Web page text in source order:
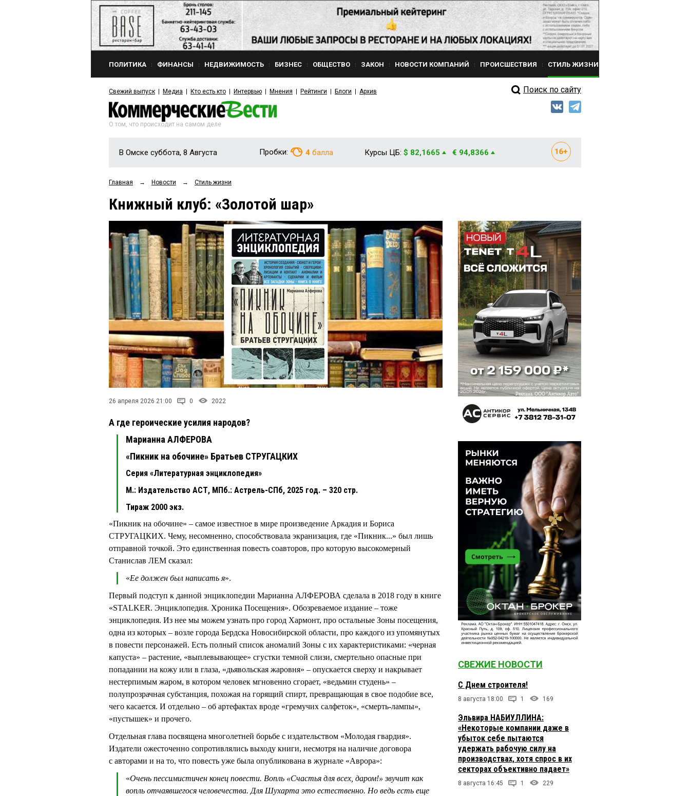
ПОЛИТИКА ФИНАНСЫ НЕДВИЖИМОСТЬ БИЗНЕС ОБЩЕСТВО ЗАКОН НОВОСТИ КОМПАНИЙ ПРОИСШЕСТВИЯ СТИЛЬ ЖИЗНИ
Свежий выпуск Медиа Кто есть кто Интервью Мнения Рейтинги Блоги Архив Поиск по сайту
О том, что происходит на самом деле
В Омске суббота, 8 Августа Пробки: 4 балла Курсы ЦБ: $ 82,1665 € 94,8366
Главная → Новости → Стиль жизни
Книжный клуб: «Золотой шар»
26 апреля 2026 21:00 0 2022
А где героические усилия народов?
Марианна АЛФЕРОВА
«Пикник на обочине» Братьев СТРУГАЦКИХ
Серия «Литературная энциклопедия»
М.: Издательство АСТ, МПб.: Астрель-СПб, 2025 год. – 320 стр.
Тираж 2000 экз.
«Пикник на обочине» – самое известное в мире произведение Аркадия и Бориса
СТРУГАЦКИХ. Чему, несомненно, способствовала экранизация, где «Пикник...» был лишь
отправной точкой. Это единственная повесть соавторов, про которую высокомерный
Станислав ЛЕМ сказал:
«Ее должен был написать я».
Первый подступ к данной энциклопедии Марианна АЛФЕРОВА сделала в 2018 году в книге
«STALKER. Энциклопедия. Хроника Посещения». Обозреваемое издание – тоже
энциклопедия. Из нее мы можем узнать про город Хармонт, про остальные Зоны посещения,
одна из которых – возле города Бердска Новосибирской области, про каждого из упомянутых
в повести персонажей. Есть полный список аномалий Зоны с их характеристиками: «черная
капуста» – растение, «выплевывающее» сгустки темной слизи, смертельно опасные при
попадании на кожу или в глаза, «дьявольская жаровня» – опускается сверху и накрывает
нестерпимым жаром, в котором человек мгновенно сгорает, «ведьмин студень» –
полупрозрачная субстанция, похожая на горящий спирт, превращающая в свое подобие все,
чего касается. И отдельно – об артефактах вроде «гремучих салфеток», «смерть-лампы»,
«пустышек» и прочего.
Отдельная глава посвящена многолетней борьбе с издательством «Молодая гвардия».
Издатели ожесточенно сопротивлялись выходу книги, несмотря на наличие договора
с авторами и на то, что повесть уже была опубликована в журнале «Аврора»:
«Очень пессимистичен конец повести. Вопль «Счастья для всех, даром!» звучит как
вопль отчаявшегося человечества. Для Шухарта это естественно. Но ведь есть еще
СВЕЖИЕ НОВОСТИ
С Днем строителя!
8 августа 18:00 1 169
Эльвира НАБИУЛЛИНА:
«Некоторые компании даже в
убыток себе пытаются
удержать рабочую силу на
производствах, хотя спрос в их
секторах объективно падает»
8 августа 16:45 1 229